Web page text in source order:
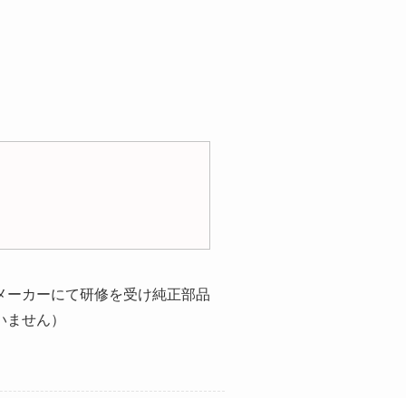
カーにて研修を受け純正部品
せん）